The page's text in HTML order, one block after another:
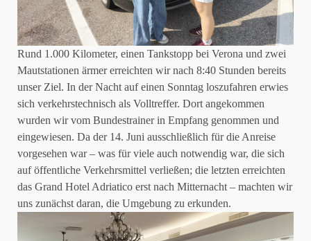
Rund 1.000 Kilometer, einen Tankstopp bei Verona und zwei
Mautstationen ärmer erreichten wir nach 8:40 Stunden bereits
unser Ziel. In der Nacht auf einen Sonntag loszufahren erwies
sich verkehrstechnisch als Volltreffer. Dort angekommen
wurden wir vom Bundestrainer in Empfang genommen und
eingewiesen. Da der 14. Juni ausschließlich für die Anreise
vorgesehen war – was für viele auch notwendig war, die sich
auf öffentliche Verkehrsmittel verließen; die letzten erreichten
das Grand Hotel Adriatico erst nach Mitternacht – machten wir
uns zunächst daran, die Umgebung zu erkunden.